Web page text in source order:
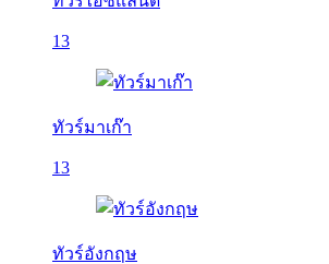
13
ทัวร์มาเก๊า
13
ทัวร์อังกฤษ